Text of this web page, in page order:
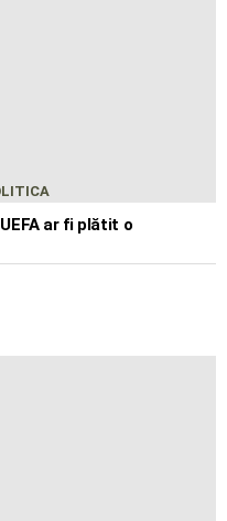
ar fi plătit o